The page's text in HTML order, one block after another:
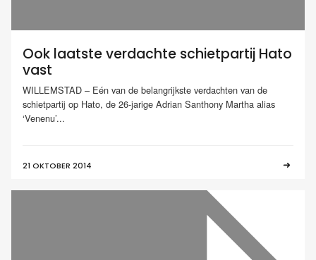
Ook laatste verdachte schietpartij Hato
vast
WILLEMSTAD – Eén van de belangrijkste verdachten van de
schietpartij op Hato, de 26-jarige Adrian Santhony Martha alias
‘Venenu’...
21 OKTOBER 2014